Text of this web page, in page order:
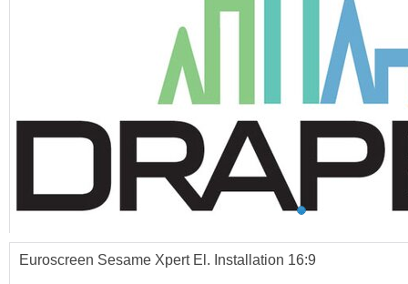
Euroscreen Sesame Xpert El. Installation 16:9